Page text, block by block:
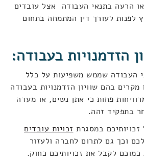
הרעה בתנאי העבודה אצל עובדים
לפנות לעורך דין המתמחה בתחום
הזדמנויות בעבודה:
העבודה שממש משפיעות על כלל
בהם שוויון הזדמנויות בעבודה
פחות כי אתן נשים, או מעדה
בתפקיד זהה.
במסגרת זכויות עובדים
וכך גם לתרום לחברה ולעזור
כמוכם לקבל את זכויותיכם כחוק.